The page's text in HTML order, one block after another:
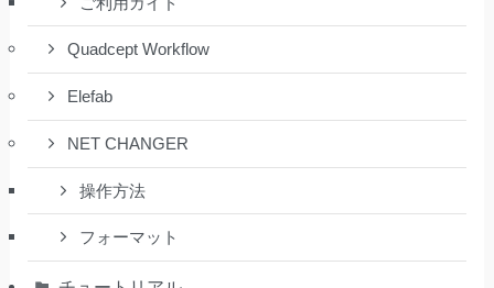
Quadcept Workflow
Elefab
NET CHANGER
操作方法
フォーマット